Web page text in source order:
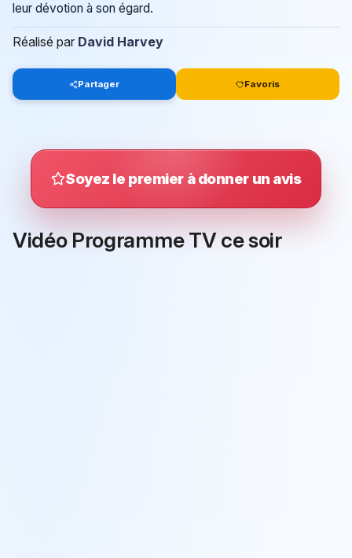
leur dévotion à son égard.
Réalisé par David Harvey
Partager Favoris
Soyez le premier à donner un avis
Vidéo Programme TV ce soir